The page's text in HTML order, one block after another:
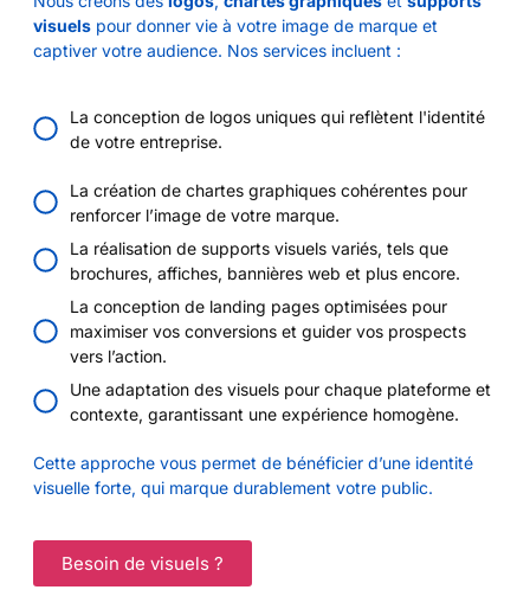
visuels pour donner vie à votre image de marque et
captiver votre audience. Nos services incluent :
La conception de logos uniques qui reflètent l'identité
de votre entreprise.
La création de chartes graphiques cohérentes pour
renforcer l’image de votre marque.
La réalisation de supports visuels variés, tels que
brochures, affiches, bannières web et plus encore.
La conception de landing pages optimisées pour
maximiser vos conversions et guider vos prospects
vers l’action.
Une adaptation des visuels pour chaque plateforme et
contexte, garantissant une expérience homogène.
Cette approche vous permet de bénéficier d’une identité
visuelle forte, qui marque durablement votre public.
Besoin de visuels ?